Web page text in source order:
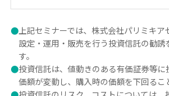
●上記セミナーでは、株式会社パリミキア
設定・運用・販売を行う投資信託の勧誘
す。
●投資信託は、値動きのある有価証券等に
価額が変動し、購入時の価額を下回るこ